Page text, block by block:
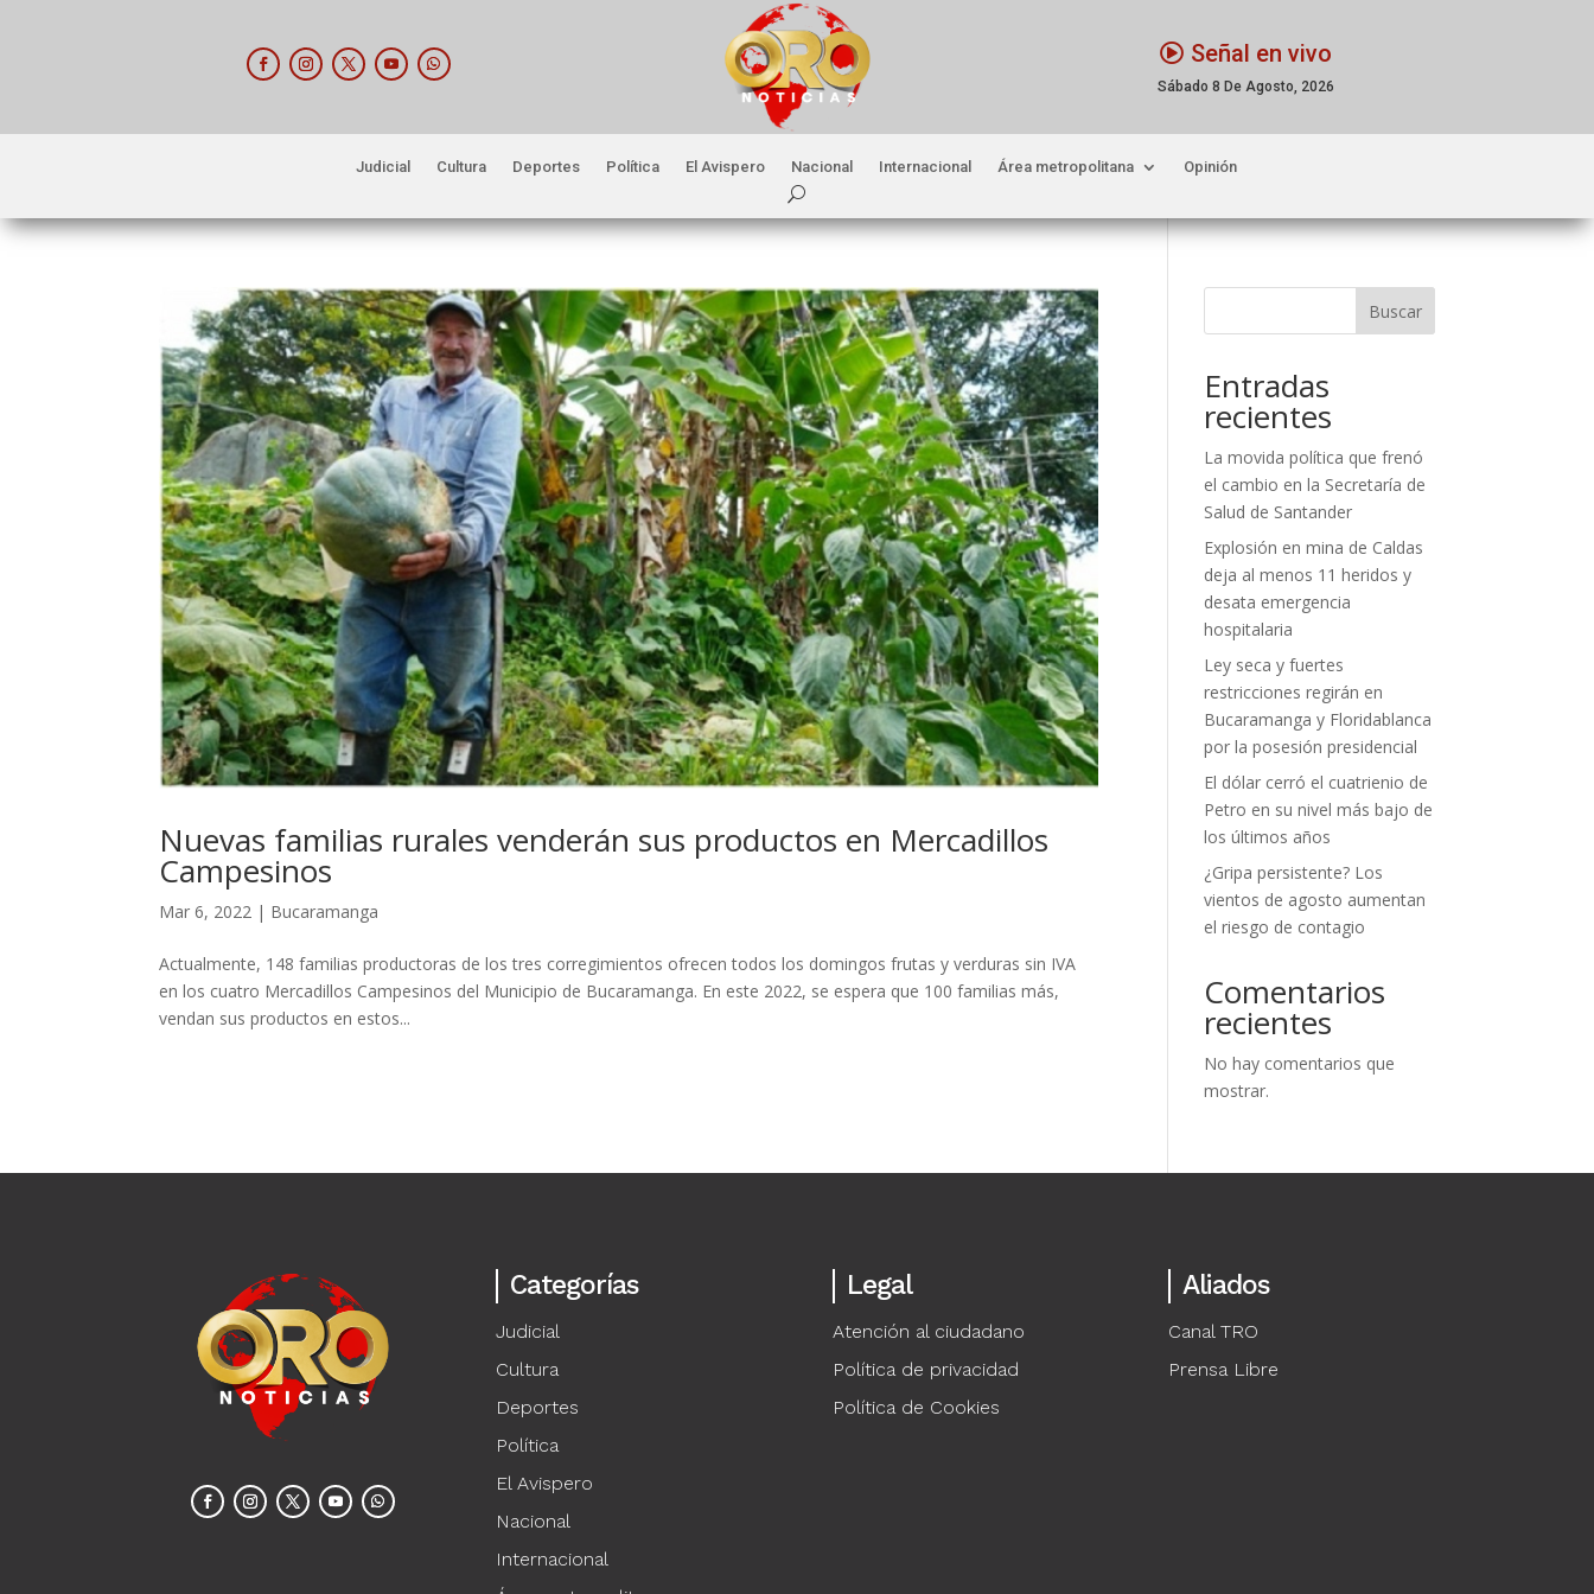
Señal en vivo
Sábado 8 De Agosto, 2026
Judicial Cultura Deportes Política El Avispero Nacional Internacional Área metropolitana Opinión
Nuevas familias rurales venderán sus productos en Mercadillos
Campesinos
Mar 6, 2022 | Bucaramanga
Actualmente, 148 familias productoras de los tres corregimientos ofrecen todos los domingos frutas y verduras sin IVA
en los cuatro Mercadillos Campesinos del Municipio de Bucaramanga. En este 2022, se espera que 100 familias más,
vendan sus productos en estos...
Buscar
Entradas
recientes
La movida política que frenó
el cambio en la Secretaría de
Salud de Santander
Explosión en mina de Caldas
deja al menos 11 heridos y
desata emergencia
hospitalaria
Ley seca y fuertes
restricciones regirán en
Bucaramanga y Floridablanca
por la posesión presidencial
El dólar cerró el cuatrienio de
Petro en su nivel más bajo de
los últimos años
¿Gripa persistente? Los
vientos de agosto aumentan
el riesgo de contagio
Comentarios
recientes
No hay comentarios que
mostrar.
Categorías
Judicial
Cultura
Deportes
Política
El Avispero
Nacional
Internacional
Legal
Atención al ciudadano
Política de privacidad
Política de Cookies
Aliados
Canal TRO
Prensa Libre